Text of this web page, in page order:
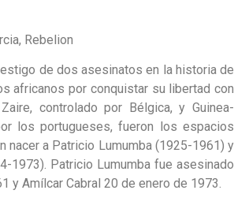
Rebelion
de dos asesinatos en la historia de
africanos por conquistar su libertad con
controlado por Bélgica, y Guinea-
los portugueses, fueron los espacios
nacer a Patricio Lumumba (1925-1961) y
1973). Patricio Lumumba fue asesinado
y Amílcar Cabral 20 de enero de 1973.